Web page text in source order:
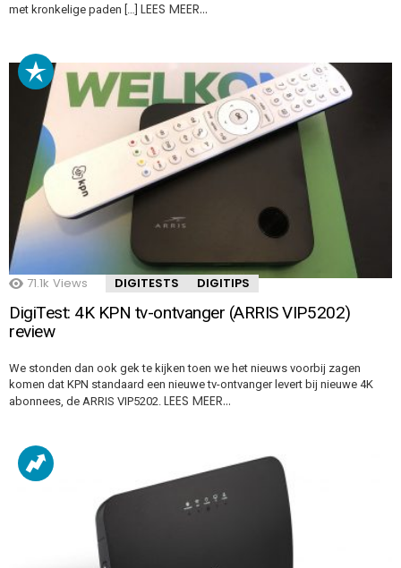
met kronkelige paden […] LEES MEER…
71.1k Views DIGITESTS DIGITIPS
DigiTest: 4K KPN tv-ontvanger (ARRIS VIP5202)
review
We stonden dan ook gek te kijken toen we het nieuws voorbij zagen
komen dat KPN standaard een nieuwe tv-ontvanger levert bij nieuwe 4K
abonnees, de ARRIS VIP5202. LEES MEER…